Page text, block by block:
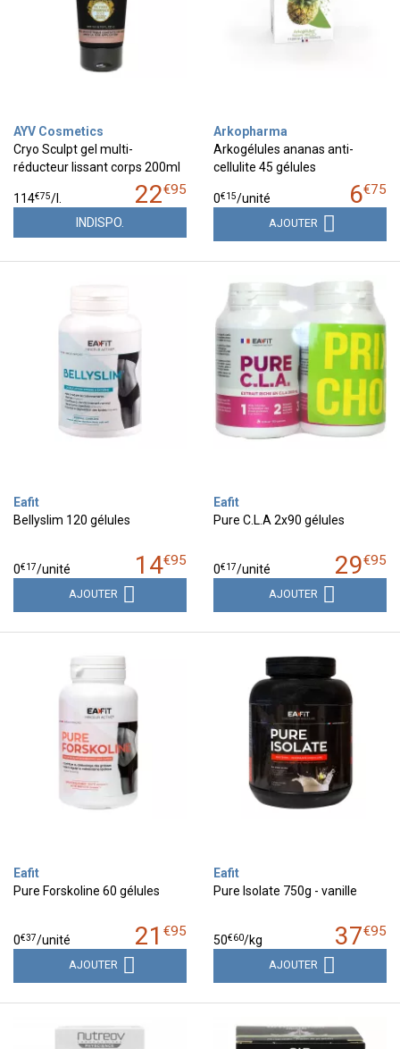
AYV Cosmetics
Cryo Sculpt gel multi-
réducteur lissant corps 200ml
22€95
114€75/l.
INDISPO.
Arkopharma
Arkogélules ananas anti-
cellulite 45 gélules
6€75
0€15/unité
AJOUTER
Eafit
Bellyslim 120 gélules
14€95
0€17/unité
AJOUTER
Eafit
Pure C.L.A 2x90 gélules
29€95
0€17/unité
AJOUTER
Eafit
Pure Forskoline 60 gélules
21 €95
0€37/unité
AJOUTER
Eafit
Pure Isolate 750g - vanille
37€95
50€60/kg
AJOUTER